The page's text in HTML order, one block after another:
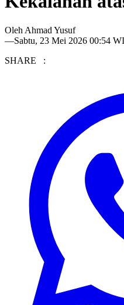
Oleh Ahmad Yusuf
—Sabtu, 23 Mei 2026 00:54
SHARE :